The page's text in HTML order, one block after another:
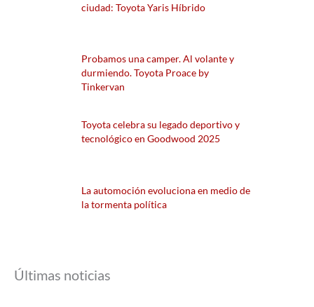
ciudad: Toyota Yaris Híbrido
Probamos una camper. Al volante y
durmiendo. Toyota Proace by
Tinkervan
Toyota celebra su legado deportivo y
tecnológico en Goodwood 2025
La automoción evoluciona en medio de
la tormenta política
Últimas noticias